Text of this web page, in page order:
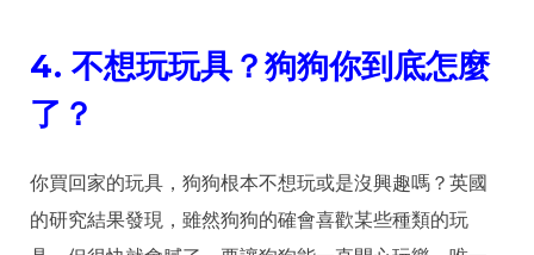
4. 不想玩玩具？狗狗你到底怎麼
了？
你買回家的玩具，狗狗根本不想玩或是沒興趣嗎？英國
的研究結果發現，雖然狗狗的確會喜歡某些種類的玩